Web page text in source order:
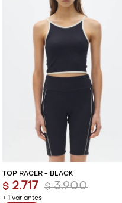
TOP RACER - BLACK
+ 1 variantes
$ 2.717 $ 3.900